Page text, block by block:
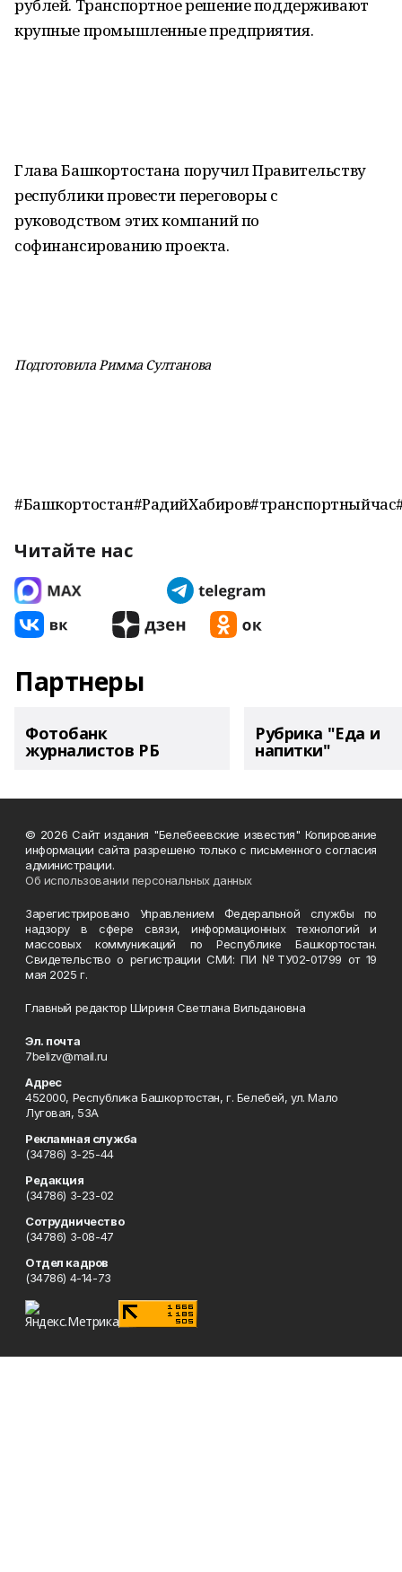
рублей. Транспортное решение поддерживают
крупные промышленные предприятия.
Глава Башкортостана поручил Правительству
республики провести переговоры с
руководством этих компаний по
софинансированию проекта.
Подготовила Римма Султанова
Читайте нас
Партнеры
Фотобанк
журналистов РБ
Рубрика "Еда и
напитки"
© 2026 Сайт издания "Белебеевские известия" Копирование
информации сайта разрешено только с письменного согласия
администрации.
Об использовании персональных данных
Зарегистрировано Управлением Федеральной службы по
надзору в сфере связи, информационных технологий и
массовых коммуникаций по Республике Башкортостан.
Свидетельство о регистрации СМИ: ПИ №ТУ02-01799 от 19
мая 2025 г.
Главный редактор Шириня Светлана Вильдановна
Эл. почта
7belizv@mail.ru
Адрес
452000, Республика Башкортостан, г. Белебей, ул. Мало
Луговая, 53А
Рекламная служба
(34786) 3-25-44
Редакция
(34786) 3-23-02
Сотрудничество
(34786) 3-08-47
Отдел кадров
(34786) 4-14-73